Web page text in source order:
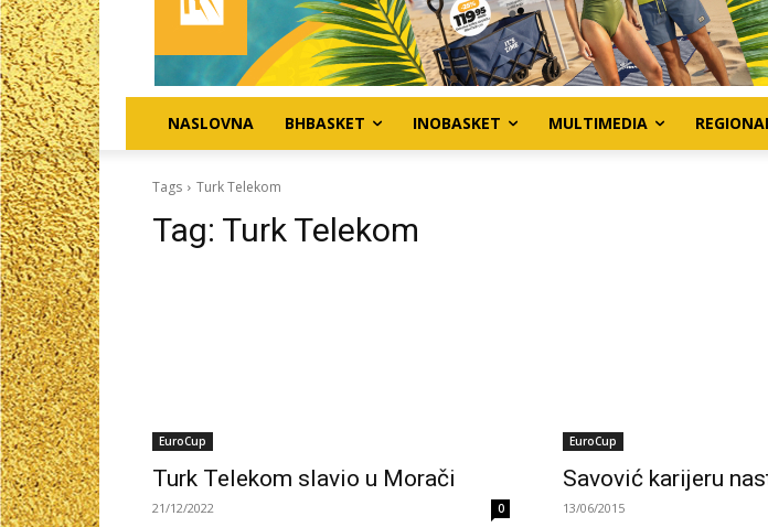
NASLOVNA BHBASKET INOBASKET MULTIMEDIA
Tags Turk Telekom
Tag: Turk Telekom
EuroCup
Turk Telekom slavio u Morači
21/12/2022 0
EuroCup
Savović karijeru
13/06/2015